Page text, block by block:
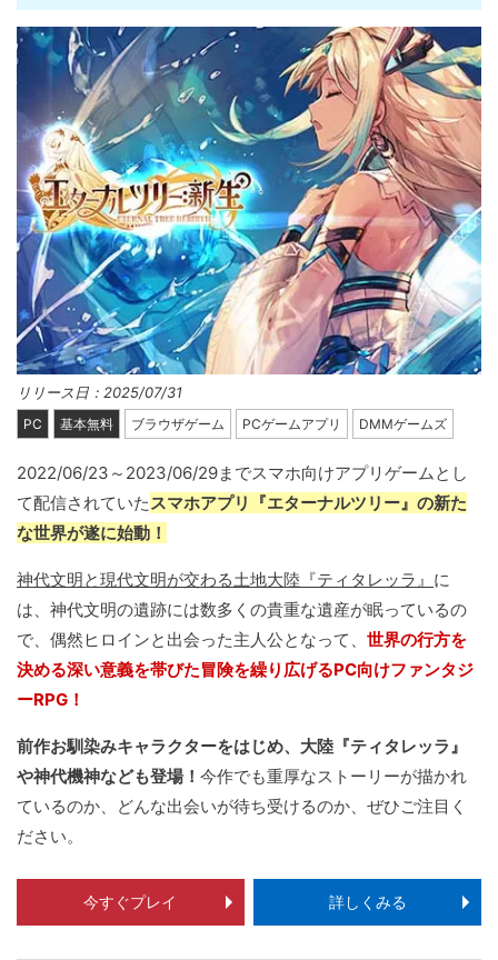
リリース日：2025/07/31
PC 基本無料 ブラウザゲーム PCゲームアプリ DMMゲームズ
2022/06/23～2023/06/29までスマホ向けアプリゲームとし
て配信されていたスマホアプリ『エターナルツリー』の新た
な世界が遂に始動！
神代文明と現代文明が交わる土地大陸『ティタレッラ』 に
は、神代文明の遺跡には数多くの貴重な遺産が眠っているの
で、偶然ヒロインと出会った主人公となって、 世界の行方を
決める深い意義を帯びた冒険を繰り広げるPC向けファンタジ
ーRPG！
前作お馴染みキャラクターをはじめ、大陸『ティタレッラ』
や神代機神なども登場！ 今作でも重厚なストーリーが描かれ
ているのか、どんな出会いが待ち受けるのか、ぜひご注目く
ださい。
今すぐプレイ 詳しくみる